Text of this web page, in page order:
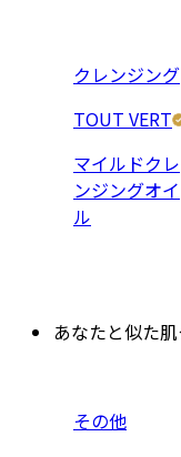
クレンジング
TOUT VERT
マイルドクレ
ンジングオイ
ル
あなたと似た
その他